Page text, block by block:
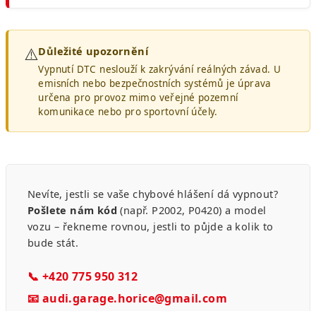
⚠️Důležité upozornění
Vypnutí DTC neslouží k zakrývání reálných závad. U
emisních nebo bezpečnostních systémů je úprava
určena pro provoz mimo veřejné pozemní
komunikace nebo pro sportovní účely.
Nevíte, jestli se vaše chybové hlášení dá vypnout?
Pošlete nám kód (např. P2002, P0420) a model
vozu – řekneme rovnou, jestli to půjde a kolik to
bude stát.
📞 +420 775 950 312
📧 audi.garage.horice@gmail.com